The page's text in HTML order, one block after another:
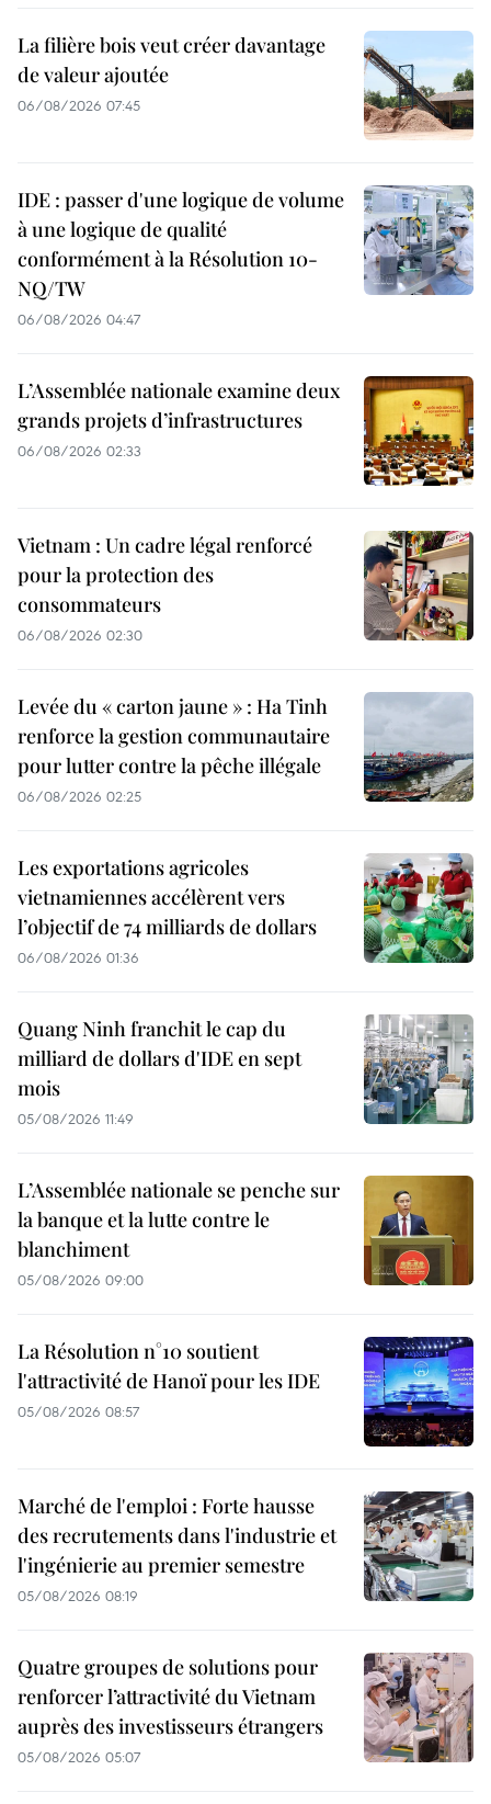
La filière bois veut créer davantage
de valeur ajoutée
06/08/2026 07:45
IDE : passer d'une logique de volume
à une logique de qualité
conformément à la Résolution 10-
NQ/TW
06/08/2026 04:47
L’Assemblée nationale examine deux
grands projets d’infrastructures
06/08/2026 02:33
Vietnam : Un cadre légal renforcé
pour la protection des
consommateurs
06/08/2026 02:30
Levée du « carton jaune » : Ha Tinh
renforce la gestion communautaire
pour lutter contre la pêche illégale
06/08/2026 02:25
Les exportations agricoles
vietnamiennes accélèrent vers
l’objectif de 74 milliards de dollars
06/08/2026 01:36
Quang Ninh franchit le cap du
milliard de dollars d'IDE en sept
mois
05/08/2026 11:49
L’Assemblée nationale se penche sur
la banque et la lutte contre le
blanchiment
05/08/2026 09:00
La Résolution n°10 soutient
l'attractivité de Hanoï pour les IDE
05/08/2026 08:57
Marché de l'emploi : Forte hausse
des recrutements dans l'industrie et
l'ingénierie au premier semestre
05/08/2026 08:19
Quatre groupes de solutions pour
renforcer l’attractivité du Vietnam
auprès des investisseurs étrangers
05/08/2026 05:07